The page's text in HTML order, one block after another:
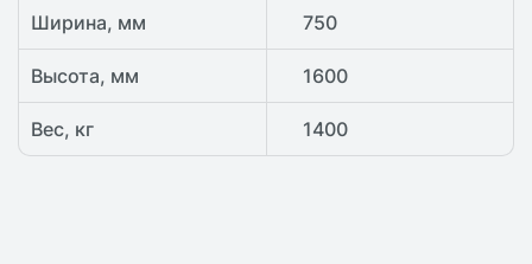
Ширина, мм 750
Высота, мм 1600
Вес, кг 1400